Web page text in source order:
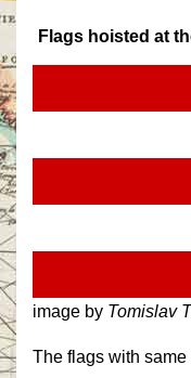
Flags hoisted at
image by Tomislav
The flags with